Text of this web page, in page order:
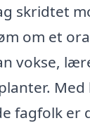
skridtet
om et
vokse,
fagfolk er